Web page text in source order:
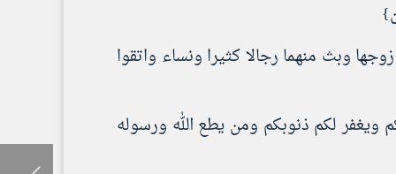
وبث منهما رجالا كثيرا ونساء واتقوا
ويغفر لكم ذنوبكم ومن يطع الله ورسوله